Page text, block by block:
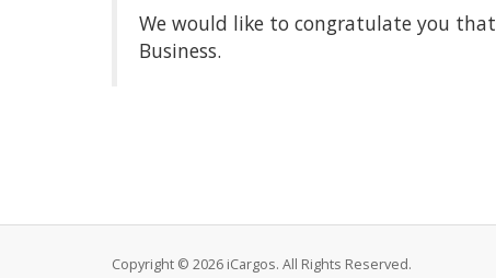
We would like to congratulate you that
Business.
Copyright © 2026 iCargos. All Rights Reserved.